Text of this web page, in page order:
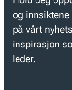
og innsiktene
på vårt
inspirasjon
leder.